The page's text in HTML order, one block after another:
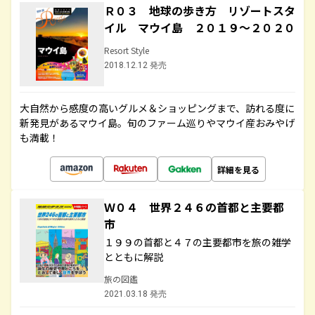
Ｒ０３ 地球の歩き方 リゾートスタ
イル マウイ島 ２０１９～２０２０
Resort Style
2018.12.12 発売
大自然から感度の高いグルメ＆ショッピングまで、訪れる度に
新発見があるマウイ島。旬のファーム巡りやマウイ産おみやげ
も満載！
詳細を見る
Ｗ０４ 世界２４６の首都と主要都
市
１９９の首都と４７の主要都市を旅の雑学
とともに解説
旅の図鑑
2021.03.18 発売